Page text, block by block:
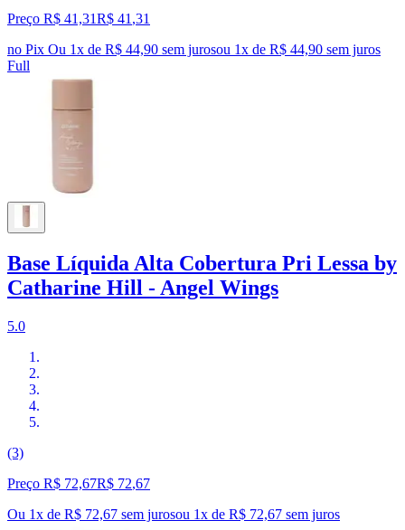
Preço R$ 41,31R$ 41 ,31
no Pix Ou 1x de R$ 44,90 sem jurosou 1x de R$ 44,90 sem juros
Full
Base Líquida Alta Cobertura Pri Lessa by
Catharine Hill - Angel Wings
5.0
(3)
Preço R$ 72,67R$ 72,67
Ou 1x de R$ 72,67 sem jurosou 1x de R$ 72,67 sem juros